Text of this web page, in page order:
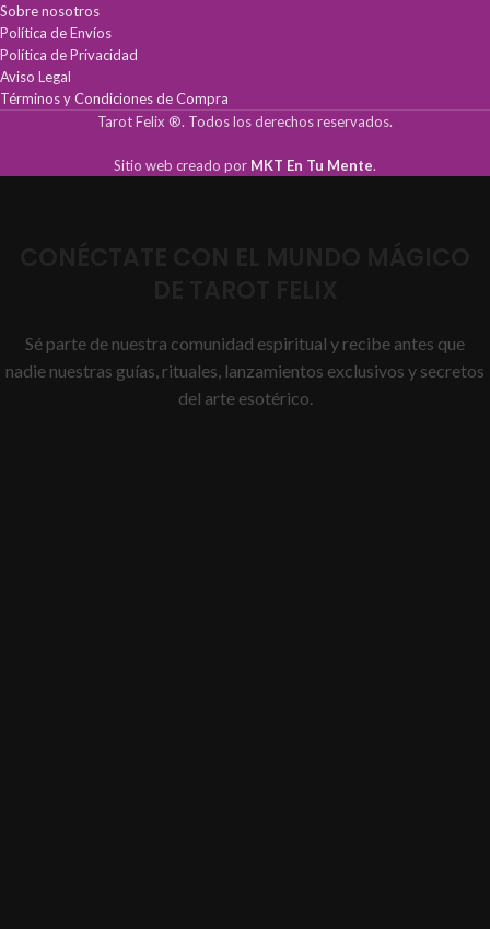
Sobre nosotros
Política de Envíos
Política de Privacidad
Aviso Legal
Términos y Condiciones de Compra
Tarot Felix ®. Todos los derechos reservados.
Sitio web creado por MKT En Tu Mente.
Sé parte de nuestra comunidad espiritual y recibe antes que
nadie nuestras guías, rituales, lanzamientos exclusivos y secretos
del arte esotérico.